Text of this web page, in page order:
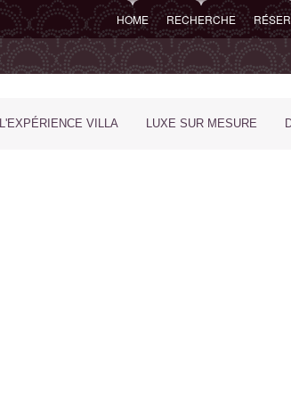
HOME RECHERCHE
L'EXPÉRIENCE VILLA LUXE SUR MESURE